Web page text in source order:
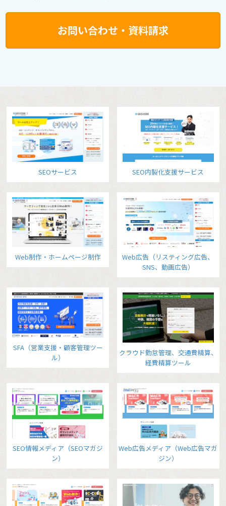
お問い合わせ・資料請求
SEOサービス SEO内製化支援サービス
Web制作・ホームページ制作
Web広告（リスティング広告、
SNS、動画広告）
SFA（営業支援・顧客管理ツー
ル）
クラウド勤怠管理、交通費精算、
経費精算ツール
SEO情報メディア（SEOマガジ
ン）
Web広告メディア（Web広告マガ
ジン）